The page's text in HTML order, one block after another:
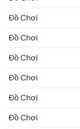
Đồ Chơi
Đồ Chơi
Đồ Chơi
Đồ Chơi
Đồ Chơi
Đồ Chơi